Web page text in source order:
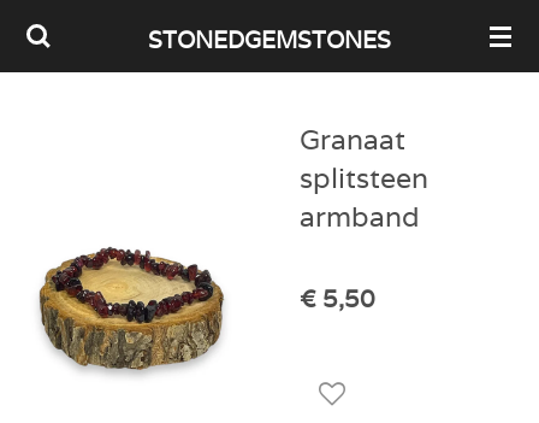
Ga
direct
STONEDGEMSTONES
Granaat
splitsteen
armband
€ 5,50